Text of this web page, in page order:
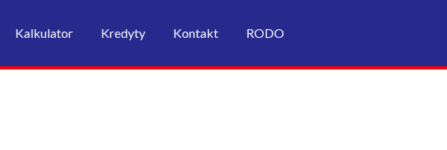
Kalkulator Kredyty Kontakt RODO